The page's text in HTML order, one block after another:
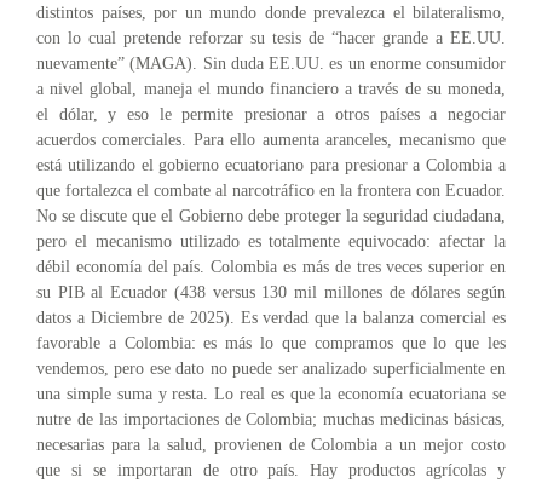
distintos países, por un mundo donde prevalezca el bilateralismo,
con lo cual pretende reforzar su tesis de “hacer grande a EE.UU.
nuevamente” (MAGA). Sin duda EE.UU. es un enorme consumidor
a nivel global, maneja el mundo financiero a través de su moneda,
el dólar, y eso le permite presionar a otros países a negociar
acuerdos comerciales. Para ello aumenta aranceles, mecanismo que
está utilizando el gobierno ecuatoriano para presionar a Colombia a
que fortalezca el combate al narcotráfico en la frontera con Ecuador.
No se discute que el Gobierno debe proteger la seguridad ciudadana,
pero el mecanismo utilizado es totalmente equivocado: afectar la
débil economía del país. Colombia es más de tres veces superior en
su PIB al Ecuador (438 versus 130 mil millones de dólares según
datos a Diciembre de 2025). Es verdad que la balanza comercial es
favorable a Colombia: es más lo que compramos que lo que les
vendemos, pero ese dato no puede ser analizado superficialmente en
una simple suma y resta. Lo real es que la economía ecuatoriana se
nutre de las importaciones de Colombia; muchas medicinas básicas,
necesarias para la salud, provienen de Colombia a un mejor costo
que si se importaran de otro país. Hay productos agrícolas y